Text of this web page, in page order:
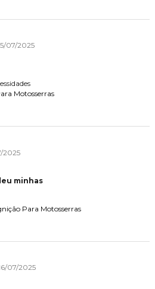
07/2025
Motosserras
2025
minhas
Para Motosserras
07/2025